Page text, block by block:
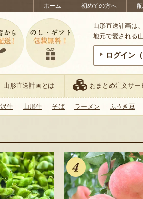
ホーム 初めての方へ
山形直送計画は
地元で愛される
ログイン
山形直送計画とは おまとめ注文サー
牛 山形牛 そば ラーメン ふうき豆